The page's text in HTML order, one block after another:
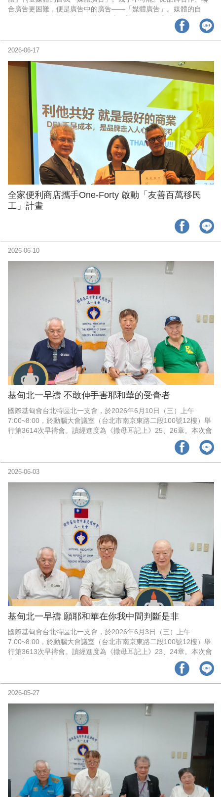
合廣告更困難，便是廣告中的廣告——「媒體廣告」。媒體的自
覺，正是媒體進步的端點。積極從事困難的工作，完成困難的工作
全家便利商店攜手One-Forty 啟動「友善百萬移民
工」計畫
2026-06-17
基甸北一早禱 不敢伸手害耶和華的受膏者
國際基甸會台北特區北一支會，於2026年6月10日（三）上午
7:00~8:00，於動腦大會議室（台北市南京東路二段100號12樓）舉
行第3614次早禱會。讀經進度為《撒母耳記上》25、26章。本次會
也為新會員加入代禱；為離島各支會，包括金門、馬祖、澎湖支會
代禱。為新會員Oscar李光申醫師家庭與職場代禱。也特別為Helen
姊妹急診住院病情代禱。
2026-06-10
基甸北一早禱 願耶和華在你我中間判斷是非
國際基甸會台北特區北一支會，於2026年6月3日（三）上午
7:00~8:00，於動腦大會議室（台北市南京東路二段100號12樓）舉
行第3613次早禱會。讀經進度為《撒母耳記上》23、24章。本次會
也為新會員加入代禱；為離島各支會，包括金門、馬祖、澎湖支會
2026-06-03
2026-05-27